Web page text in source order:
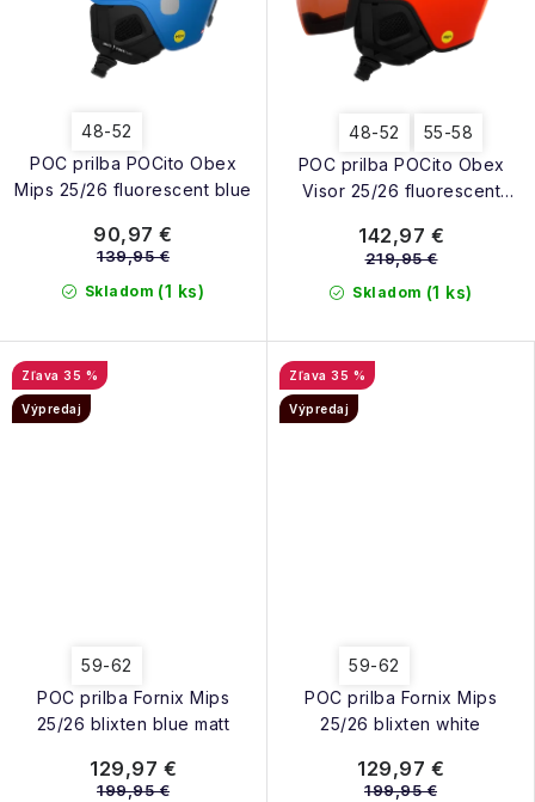
POC prilba POCito Obex
Mips 25/26 fluorescent blue
48-52
Skladom (1 ks)
90,97 €
139,95 €
POC prilba POCito Obex
Visor 25/26 fluorescent
48-52 55-58
Skladom (1 ks)
142,97 €
219,95 €
POC prilba Fornix Mips
25/26 blixten blue matt
35 %
Výpredaj
59-62
129,97 €
199,95 €
POC prilba Fornix Mips
25/26 blixten white
35 %
Výpredaj
59-62
129,97 €
199,95 €